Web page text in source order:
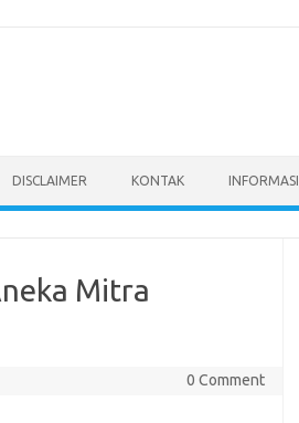
DISCLAIMER KONTAK INFORMASI
Mitra
0 Comment